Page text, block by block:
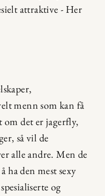
attraktive - Her
menn som kan få
om det er jagerfly,
så vil de
alle andre. Men de
ha den mest sexy
og